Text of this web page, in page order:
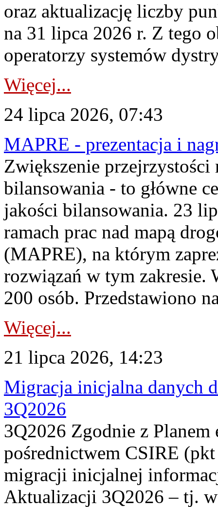
oraz aktualizację liczby
na 31 lipca 2026 r. Z tego
operatorzy systemów
Więcej...
24 lipca 2026, 07:43
MAPRE - prezentacja i
Zwiększenie
bilansowania - to główne
jakości bilansowania. 23
ramach prac nad mapą
(MAPRE), na którym
rozwiązań w tym zakresie.
200 osób. Przedstawiono
Więcej...
21 lipca 2026, 14:23
Migracja inicjalna danych
3Q2026
3Q2026 Zgodnie z
pośrednictwem CSIRE
migracji inicjalnej
Aktualizacji 3Q2026 – tj.